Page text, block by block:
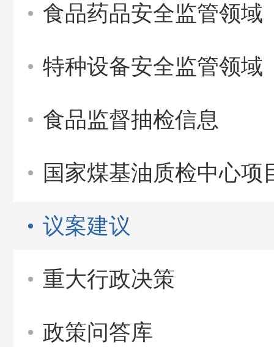
食品药品安全监管领域
特种设备安全监管领域
食品监督抽检信息
国家煤基油质检中心项
议案建议
重大行政决策
政策问答库